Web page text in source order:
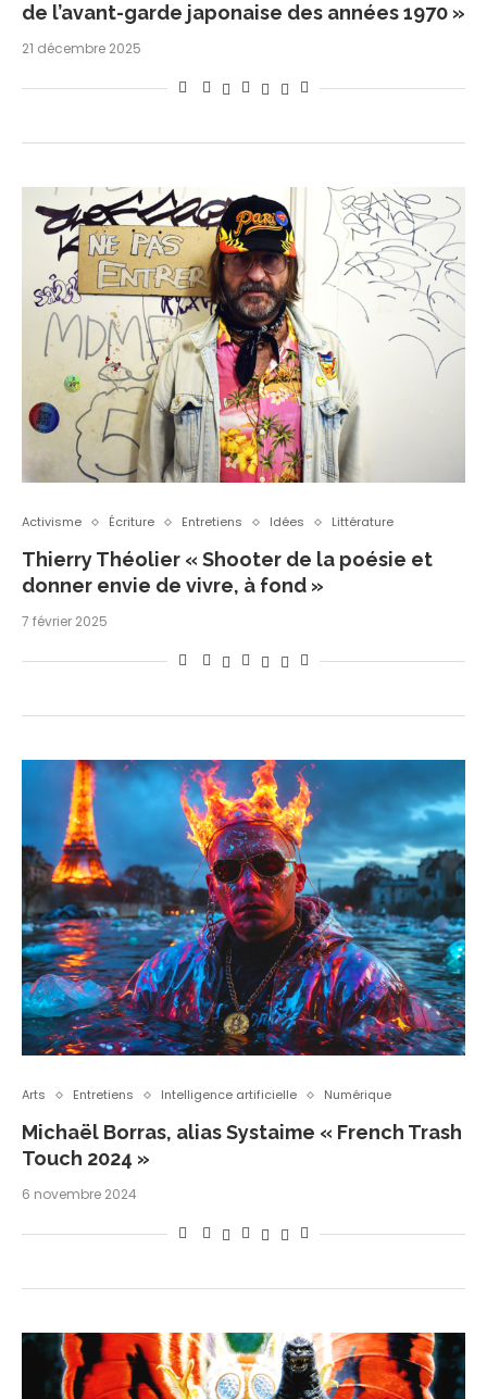
de l’avant-garde japonaise des années 1970 »
21 décembre 2025
Activisme Écriture Entretiens Idées Littérature
Thierry Théolier « Shooter de la poésie et
donner envie de vivre, à fond »
7 février 2025
Arts Entretiens Intelligence artificielle Numérique
Michaël Borras, alias Systaime « French Trash
Touch 2024 »
6 novembre 2024